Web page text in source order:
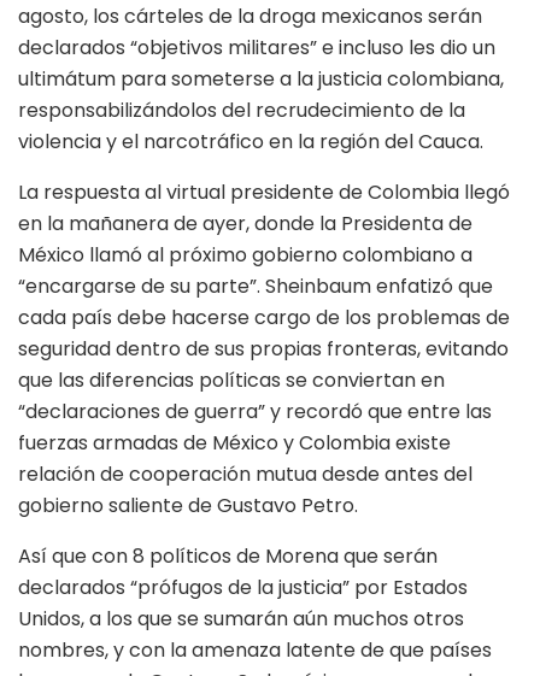
agosto, los cárteles de la droga mexicanos serán
declarados “objetivos militares” e incluso les dio un
ultimátum para someterse a la justicia colombiana,
responsabilizándolos del recrudecimiento de la
violencia y el narcotráfico en la región del Cauca.
La respuesta al virtual presidente de Colombia llegó
en la mañanera de ayer, donde la Presidenta de
México llamó al próximo gobierno colombiano a
“encargarse de su parte”. Sheinbaum enfatizó que
cada país debe hacerse cargo de los problemas de
seguridad dentro de sus propias fronteras, evitando
que las diferencias políticas se conviertan en
“declaraciones de guerra” y recordó que entre las
fuerzas armadas de México y Colombia existe
relación de cooperación mutua desde antes del
gobierno saliente de Gustavo Petro.
Así que con 8 políticos de Morena que serán
declarados “prófugos de la justicia” por Estados
Unidos, a los que se sumarán aún muchos otros
nombres, y con la amenaza latente de que países